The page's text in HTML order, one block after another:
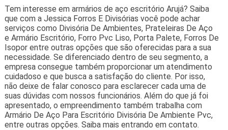
Tem interesse em armários de aço escritório Arujá? Saiba
que com a Jessica Forros E Divisórias você pode achar
serviços como Divisória De Ambientes, Prateleiras De Aço
e Armário Escritório, Forro Pvc Liso, Porta Palete, Forros De
Isopor entre outras opções que são oferecidas para a sua
necessidade. Se diferenciado dentro de seu segmento, a
empresa consegue também proporcionar um atendimento
cuidadoso e que busca a satisfação do cliente. Por isso,
não deixe de falar conosco para esclarecer cada uma de
suas dúvidas com nossos funcionários. Além do que já foi
apresentado, o empreendimento também trabalha com
Armário De Aço Para Escritório Divisória De Ambiente Pvc,
entre outras opções. Saiba mais entrando em contato.